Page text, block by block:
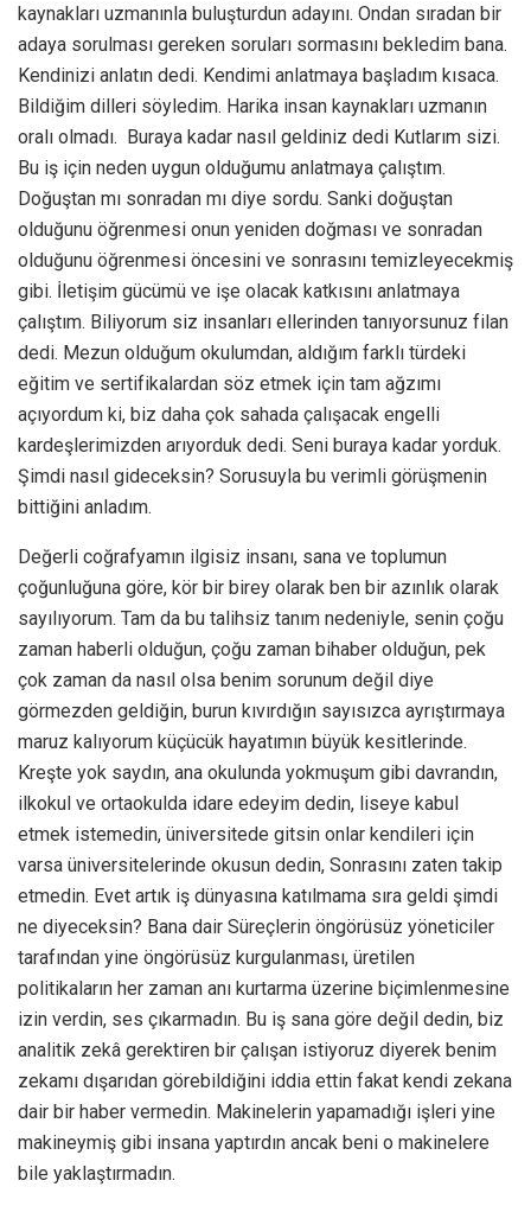
kaynakları uzmanınla buluşturdun adayını. Ondan sıradan bir
adaya sorulması gereken soruları sormasını bekledim bana.
Kendinizi anlatın dedi. Kendimi anlatmaya başladım kısaca.
Bildiğim dilleri söyledim. Harika insan kaynakları uzmanın
oralı olmadı. Buraya kadar nasıl geldiniz dedi Kutlarım sizi.
Bu iş için neden uygun olduğumu anlatmaya çalıştım.
Doğuştan mı sonradan mı diye sordu. Sanki doğuştan
olduğunu öğrenmesi onun yeniden doğması ve sonradan
olduğunu öğrenmesi öncesini ve sonrasını temizleyecekmiş
gibi. İletişim gücümü ve işe olacak katkısını anlatmaya
çalıştım. Biliyorum siz insanları ellerinden tanıyorsunuz filan
dedi. Mezun olduğum okulumdan, aldığım farklı türdeki
eğitim ve sertifikalardan söz etmek için tam ağzımı
açıyordum ki, biz daha çok sahada çalışacak engelli
kardeşlerimizden arıyorduk dedi. Seni buraya kadar yorduk.
Şimdi nasıl gideceksin? Sorusuyla bu verimli görüşmenin
bittiğini anladım.
Değerli coğrafyamın ilgisiz insanı, sana ve toplumun
çoğunluğuna göre, kör bir birey olarak ben bir azınlık olarak
sayılıyorum. Tam da bu talihsiz tanım nedeniyle, senin çoğu
zaman haberli olduğun, çoğu zaman bihaber olduğun, pek
çok zaman da nasıl olsa benim sorunum değil diye
görmezden geldiğin, burun kıvırdığın sayısızca ayrıştırmaya
maruz kalıyorum küçücük hayatımın büyük kesitlerinde.
Kreşte yok saydın, ana okulunda yokmuşum gibi davrandın,
ilkokul ve ortaokulda idare edeyim dedin, liseye kabul
etmek istemedin, üniversitede gitsin onlar kendileri için
varsa üniversitelerinde okusun dedin, Sonrasını zaten takip
etmedin. Evet artık iş dünyasına katılmama sıra geldi şimdi
ne diyeceksin? Bana dair Süreçlerin öngörüsüz yöneticiler
tarafından yine öngörüsüz kurgulanması, üretilen
politikaların her zaman anı kurtarma üzerine biçimlenmesine
izin verdin, ses çıkarmadın. Bu iş sana göre değil dedin, biz
analitik zekâ gerektiren bir çalışan istiyoruz diyerek benim
zekamı dışarıdan görebildiğini iddia ettin fakat kendi zekana
dair bir haber vermedin. Makinelerin yapamadığı işleri yine
makineymiş gibi insana yaptırdın ancak beni o makinelere
bile yaklaştırmadın.